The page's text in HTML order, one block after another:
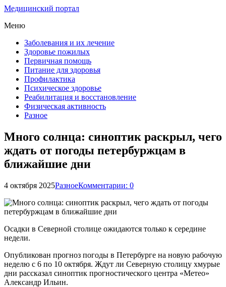
Медицинский портал
Меню
Заболевания и их лечение
Здоровье пожилых
Первичная помощь
Питание для здоровья
Профилактика
Психическое здоровье
Реабилитация и восстановление
Физическая активность
Разное
Много солнца: синоптик раскрыл, чего
ждать от погоды петербуржцам в
ближайшие дни
4 октября 2025РазноеКомментарии: 0
Осадки в Северной столице ожидаются только к середине
недели.
Опубликован прогноз погоды в Петербурге на новую рабочую
неделю с 6 по 10 октября. Ждут ли Северную столицу хмурые
дни рассказал синоптик прогностического центра «Метео»
Александр Ильин.